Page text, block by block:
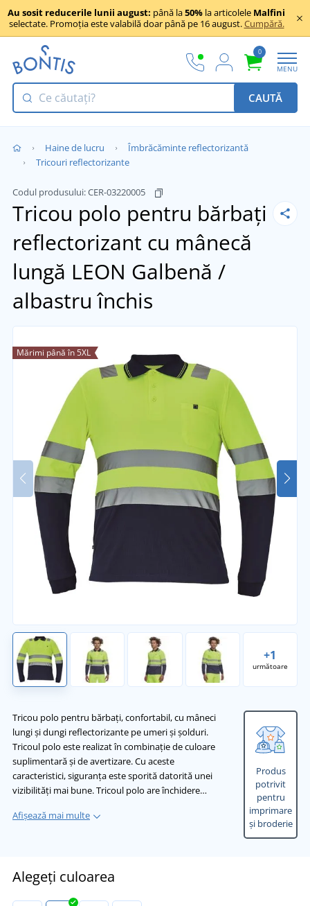
Au sosit reducerile lunii august: până la50% la articolele Malfini
selectate. Promoția este valabilă doar până pe 16 august.Cumpără.
0
MENU
CAUTĂ
Haine de lucru
Îmbrăcăminte reflectorizantă
Tricouri reflectorizante
Codul produsului:CER-03220005
Tricou polo pentru bărbați
reflectorizant cu mânecă
lungă LEON Galbenă /
albastru închis
+1
următoare
Mărimi până în 5XL
Tricou polo pentru bărbați, confortabil, cu mâneci
lungi și dungi reflectorizante pe umeri și șolduri.
Tricoul polo este realizat în combinație de culoare
suplimentară și de avertizare. Cu aceste
caracteristici, siguranța este sporită datorită unei
vizibilități mai bune. Tricoul polo are închidere…
Afișează mai multe
Produs
potrivit
pentru
imprimare
și broderie
Alegeți culoarea